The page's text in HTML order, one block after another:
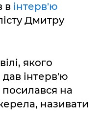
в інтерв'ю
Дмитру
якого
дав інтерв'ю
посилався на
називати